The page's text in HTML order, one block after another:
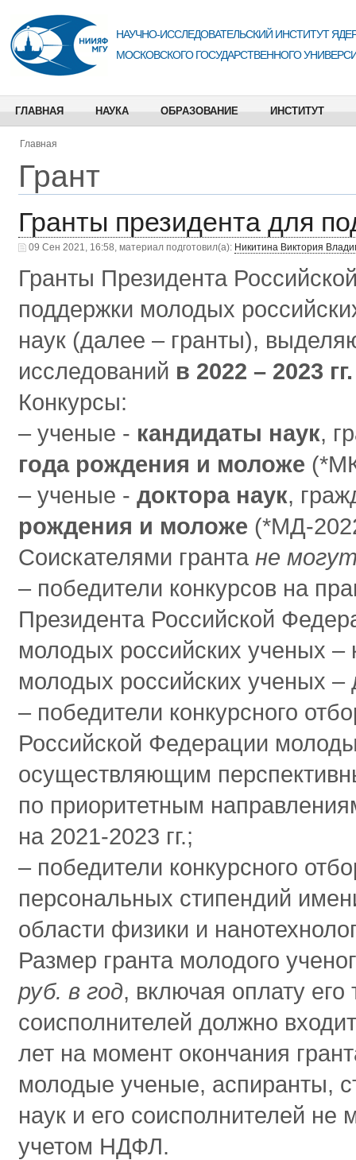
НАУЧНО-ИССЛЕДОВАТЕЛЬСКИЙ ИНСТИТУТ
МОСКОВСКОГО ГОСУДАРСТВЕННОГО
ГЛАВНАЯ НАУКА ОБРАЗОВАНИЕ ИНСТИТУТ
Главная
Грант
Гранты президента для
09 Сен 2021, 16:58, материал подготовил(а): Никитина Виктория
Гранты Президента
поддержки молодых
наук (далее – гранты),
исследований в 2022 – 2023 гг.
Конкурсы:
‒ ученые - кандидаты наук,
года рождения и моложе
‒ ученые - доктора наук,
рождения и моложе (*МД-
Соискателями гранта не
‒ победители конкурсов на
Президента Российской
молодых российских ученых –
молодых российских ученых –
‒ победители конкурсного
Российской Федерации
осуществляющим
по приоритетным
на 2021-2023 гг.;
‒ победители конкурсного
персональных стипендий
области физики и
Размер гранта молодого
руб. в год, включая оплату
соисполнителей должно
лет на момент окончания
молодые ученые, аспиранты,
наук и его соисполнителей
учетом НДФЛ.